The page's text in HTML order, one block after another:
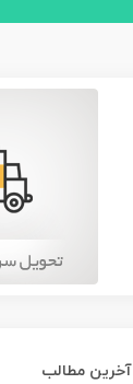
آخرین مطالب